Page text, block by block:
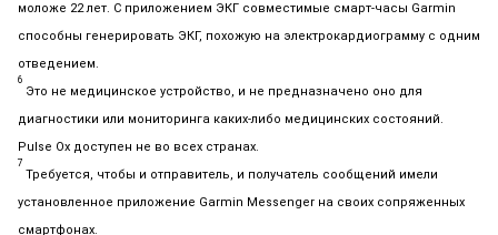
моложе 22 лет. С приложением ЭКГ совместимые смарт-часы Garmin
способны генерировать ЭКГ, похожую на электрокардиограмму с одним
отведением.
6
Это не медицинское устройство, и не предназначено оно для
диагностики или мониторинга каких-либо медицинских состояний.
Pulse Ox доступен не во всех странах.
7
Требуется, чтобы и отправитель, и получатель сообщений имели
установленное приложение Garmin Messenger на своих сопряженных
смартфонах.